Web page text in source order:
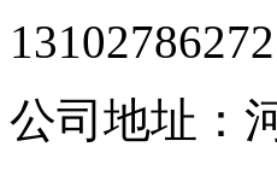
13102786272
公司地址：